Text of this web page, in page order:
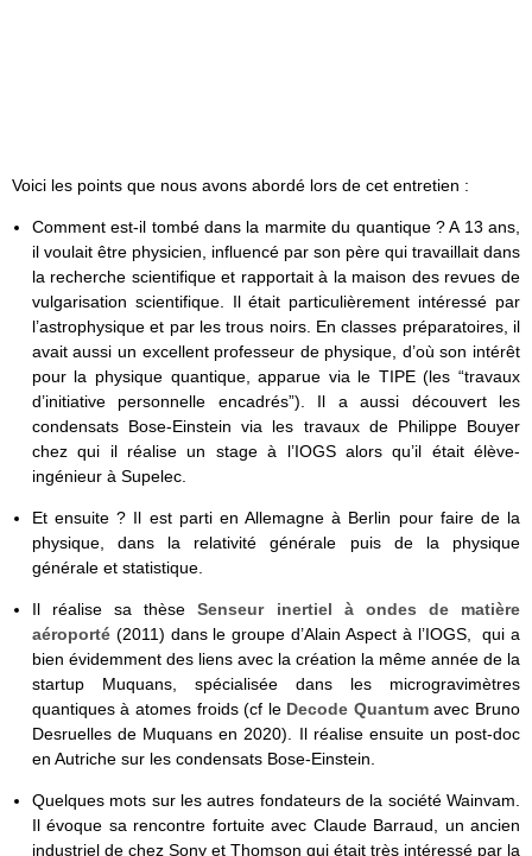
Voici les points que nous avons abordé lors de cet entretien :
Comment est-il tombé dans la marmite du quantique ? A 13 ans,
il voulait être physicien, influencé par son père qui travaillait dans
la recherche scientifique et rapportait à la maison des revues de
vulgarisation scientifique. Il était particulièrement intéressé par
l’astrophysique et par les trous noirs. En classes préparatoires, il
avait aussi un excellent professeur de physique, d’où son intérêt
pour la physique quantique, apparue via le TIPE (les “travaux
d’initiative personnelle encadrés”). Il a aussi découvert les
condensats Bose-Einstein via les travaux de Philippe Bouyer
chez qui il réalise un stage à l’IOGS alors qu’il était élève-
ingénieur à Supelec.
Et ensuite ? Il est parti en Allemagne à Berlin pour faire de la
physique, dans la relativité générale puis de la physique
générale et statistique.
Il réalise sa thèseSenseur inertiel à ondes de matière
aéroporté(2011) dans le groupe d’Alain Aspect à l’IOGS, qui a
bien évidemment des liens avec la création la même année de la
startup Muquans, spécialisée dans les microgravimètres
quantiques à atomes froids (cf le Decode Quantumavec Bruno
Desruelles de Muquans en 2020). Il réalise ensuite un post-doc
en Autriche sur les condensats Bose-Einstein.
Quelques mots sur les autres fondateurs de la société Wainvam.
Il évoque sa rencontre fortuite avec Claude Barraud, un ancien
industriel de chez Sony et Thomson qui était très intéressé par la